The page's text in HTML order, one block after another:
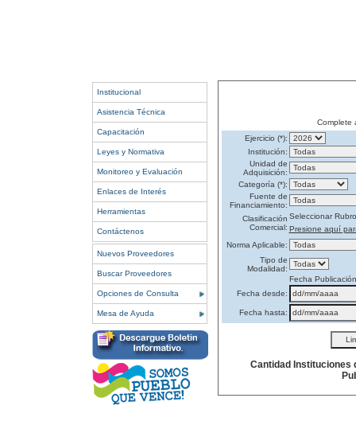
Institucional
Asistencia Técnica
Capacitación
Leyes y Normativa
Monitoreo y Evaluación
Enlaces de Interés
Herramientas
Contáctenos
Nuevos Proveedores
Buscar Proveedores
Opciones de Consulta
Mesa de Ayuda
Complete
Ejercicio (*):
Institución:
Unidad de
Adquisición:
Categoría (*):
Fuente de
Financiamiento:
Clasificación
Comercial:
Seleccionar Rubro
Presione aquí
Norma Aplicable:
Tipo de
Modalidad:
Fecha Publicación
Fecha desde:
Fecha hasta:
Cantidad Instituciones